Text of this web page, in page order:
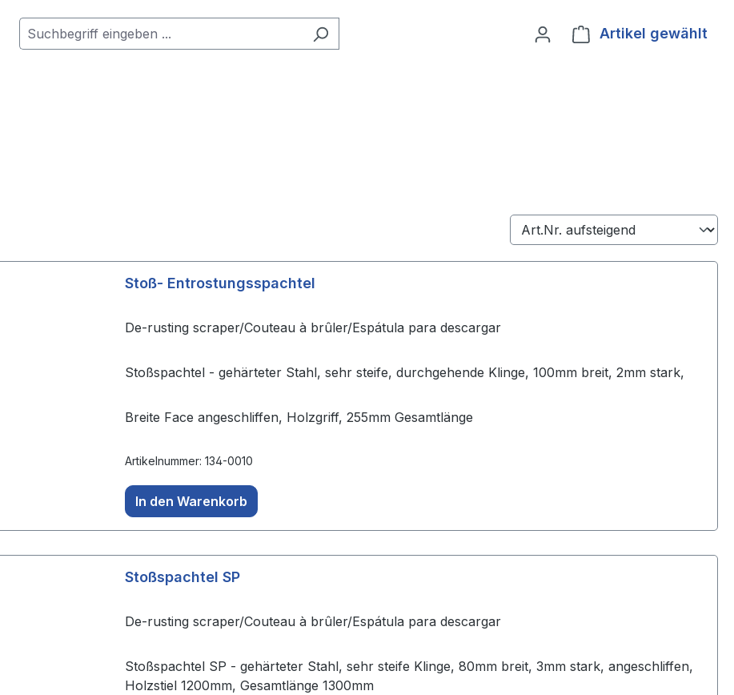
Artikel gewählt
Stoß- Entrostungsspachtel
De-rusting scraper/Couteau à brûler/Espátula para descargar
Stoßspachtel - gehärteter Stahl, sehr steife, durchgehende Klinge, 100mm breit, 2mm stark,
Breite Face angeschliffen, Holzgriff, 255mm Gesamtlänge
Artikelnummer: 134-0010
In den Warenkorb
Stoßspachtel SP
De-rusting scraper/Couteau à brûler/Espátula para descargar
Stoßspachtel SP - gehärteter Stahl, sehr steife Klinge, 80mm breit, 3mm stark, angeschliffen,
Holzstiel 1200mm, Gesamtlänge 1300mm